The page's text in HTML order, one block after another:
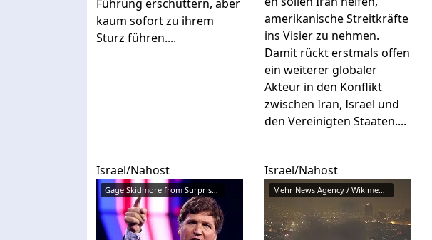
Führung erschüttern, aber
kaum sofort zu ihrem
Sturz führen....
amerikanische Streitkräfte
ins Visier zu nehmen.
Damit rückt erstmals offen
ein weiterer globaler
Akteur in den Konflikt
zwischen Iran, Israel und
den Vereinigten Staaten....
Israel/Nahost
Gage Skidmore from Surprise, AZ...
Israel/Nahost
Mehr News Agency / Wikimedia Co...